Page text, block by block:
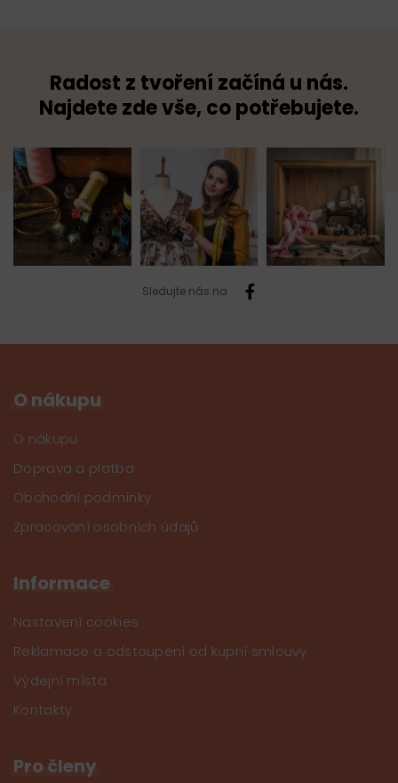
Radost z tvoření začíná u nás.
Najdete zde vše, co potřebujete.
Sledujte nás na
O nákupu
O nákupu
Doprava a platba
Obchodní podmínky
Zpracování osobních údajů
Informace
Nastavení cookies
Reklamace a odstoupení od kupní smlouvy
Výdejní místa
Kontakty
Pro členy